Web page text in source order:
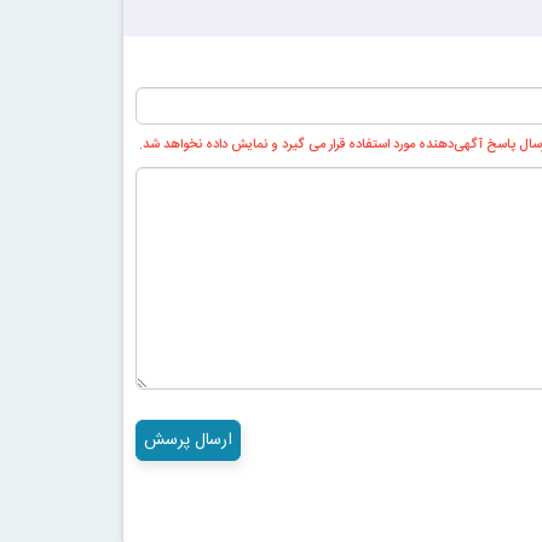
پاسخ آگهی‌دهنده مورد استفاده قرار می گیرد و نمایش داده نخواهد شد.
ارسال پرسش